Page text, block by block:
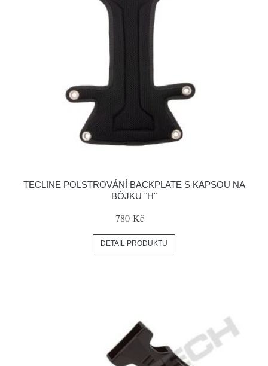
TECLINE POLSTROVÁNÍ BACKPLATE S KAPSOU NA
BÓJKU "H"
780 Kč
DETAIL PRODUKTU